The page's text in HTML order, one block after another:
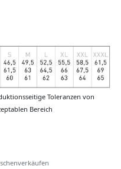
Toleranzen von
Bereich